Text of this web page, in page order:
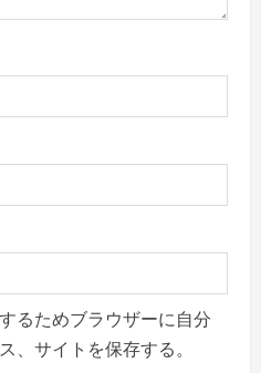
るためブラウザーに自分
、サイトを保存する。